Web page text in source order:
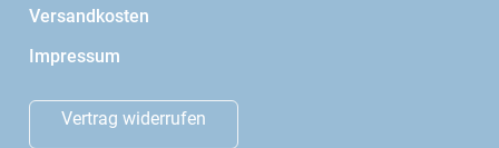
Versandkosten
Impressum
Vertrag widerrufen